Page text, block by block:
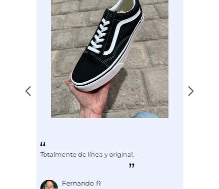
Totalmente de línea y original.
Fernando R